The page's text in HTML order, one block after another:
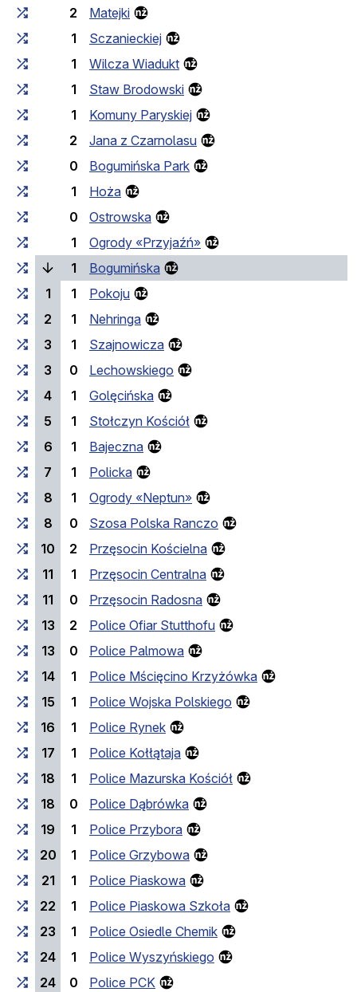
2
Matejki
1
Sczanieckiej
1
Wilcza Wiadukt
1
Staw Brodowski
1
Komuny Paryskiej
2
Jana z Czarnolasu
0
Bogumińska Park
1
Hoża
0
Ostrowska
1
Ogrody «Przyjaźń»
1
Bogumińska
1
1
Pokoju
2
1
Nehringa
3
1
Szajnowicza
3
0
Lechowskiego
4
1
Golęcińska
5
1
Stołczyn Kościół
6
1
Bajeczna
7
1
Policka
8
1
Ogrody «Neptun»
8
0
Szosa Polska Ranczo
10
2
Przęsocin Kościelna
11
1
Przęsocin Centralna
11
0
Przęsocin Radosna
13
2
Police Ofiar Stutthofu
13
0
Police Palmowa
14
1
Police Mścięcino Krzyżówka
15
1
Police Wojska Polskiego
16
1
Police Rynek
17
1
Police Kołłątaja
18
1
Police Mazurska Kościół
18
0
Police Dąbrówka
19
1
Police Przybora
20
1
Police Grzybowa
21
1
Police Piaskowa
22
1
Police Piaskowa Szkoła
23
1
Police Osiedle Chemik
24
1
Police Wyszyńskiego
24
0
Police PCK